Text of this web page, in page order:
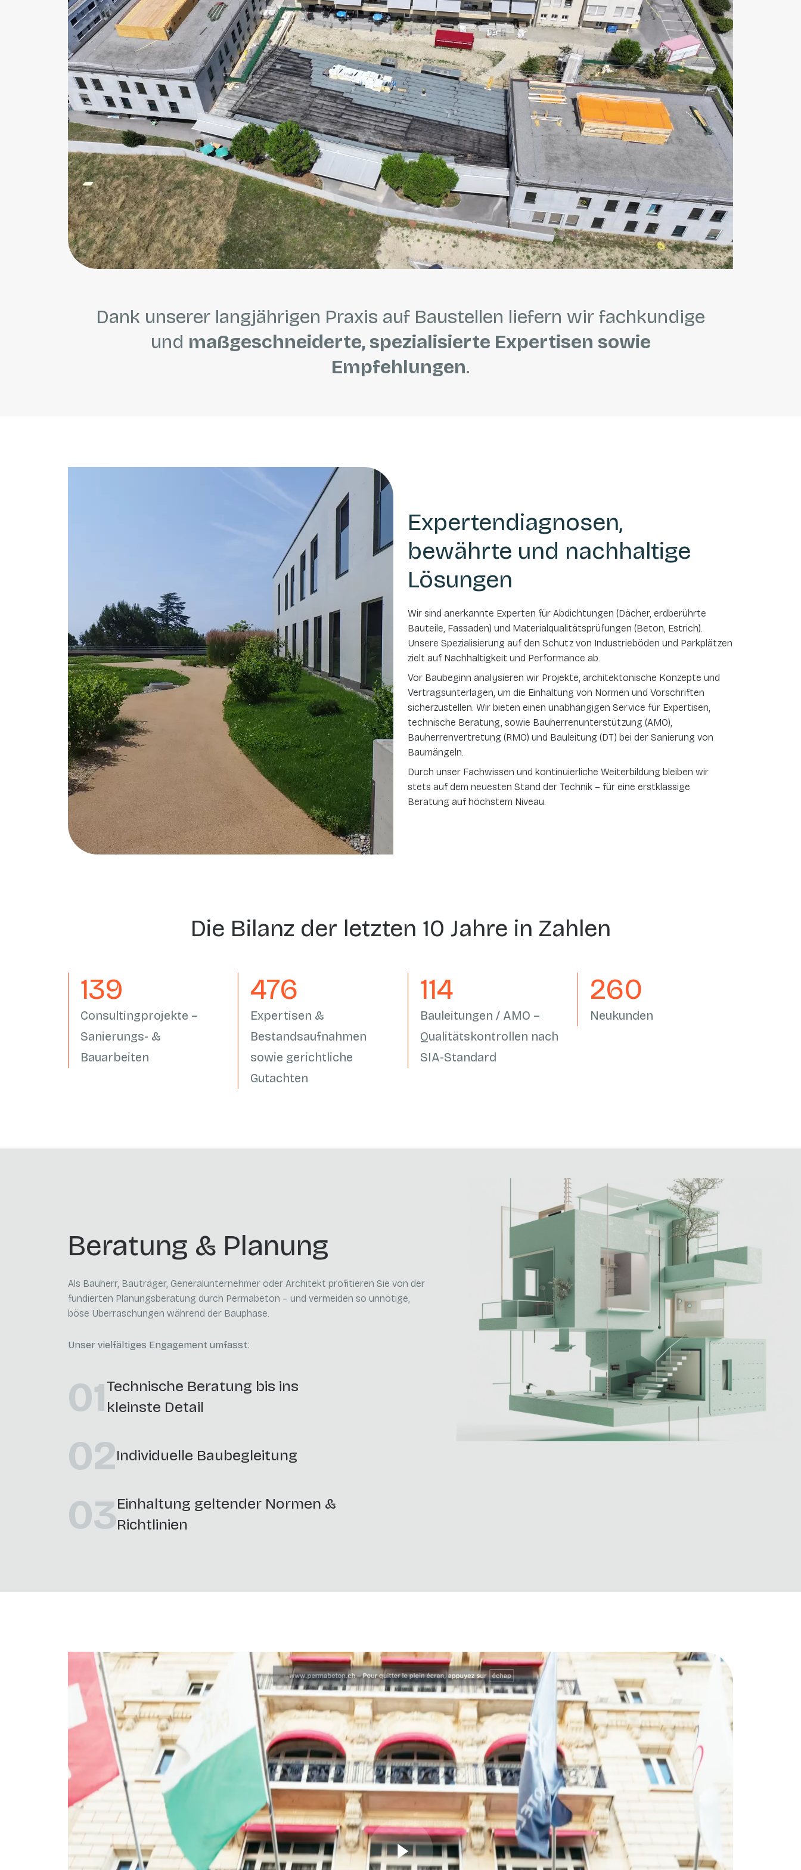
Dank unserer langjährigen Praxis auf Baustellen liefern wir fachkundige
und maßgeschneiderte, spezialisierte Expertisen sowie
Empfehlungen.
Expertendiagnosen,
bewährte und nachhaltige
Lösungen
Wir sind anerkannte Experten für Abdichtungen (Dächer, erdberührte
Bauteile, Fassaden) und Materialqualitätsprüfungen (Beton, Estrich).
Unsere Spezialisierung auf den Schutz von Industrieböden und Parkplätzen
zielt auf Nachhaltigkeit und Performance ab.
Vor Baubeginn analysieren wir Projekte, architektonische Konzepte und
Vertragsunterlagen, um die Einhaltung von Normen und Vorschriften
sicherzustellen. Wir bieten einen unabhängigen Service für Expertisen,
technische Beratung, sowie Bauherrenunterstützung (AMO),
Bauherrenvertretung (RMO) und Bauleitung (DT) bei der Sanierung von
Baumängeln.
Durch unser Fachwissen und kontinuierliche Weiterbildung bleiben wir
stets auf dem neuesten Stand der Technik – für eine erstklassige
Beratung auf höchstem Niveau.
Die Bilanz der letzten 10 Jahre in Zahlen
162
Consultingprojekte –
Sanierungs- &
Bauarbeiten
558
Expertisen &
Bestandsaufnahmen
sowie gerichtliche
Gutachten
133
Bauleitungen / AMO –
Qualitätskontrollen nach
SIA-Standard
305
Neukunden
Beratung & Planung
Als Bauherr, Bauträger, Generalunternehmer oder Architekt profitieren Sie von der
fundierten Planungsberatung durch Permabeton – und vermeiden so unnötige,
böse Überraschungen während der Bauphase.
Unser vielfältiges Engagement umfasst:
01Technische Beratung bis ins
kleinste Detail
02Individuelle Baubegleitung
03Einhaltung geltender Normen &
Richtlinien